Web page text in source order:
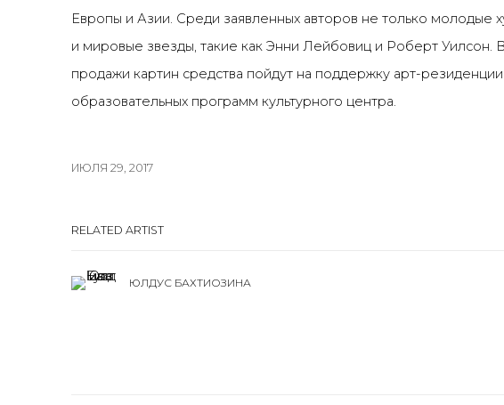
Европы и Азии. Cреди заявленных авторов не только молодые
и мировые звезды, такие как Энни Лейбовиц и Роберт Уилсон.
продажи картин средства пойдут на поддержку арт-
образовательных программ культурного центра.
ИЮЛЯ 29, 2017
RELATED ARTIST
ЮЛДУС БАХТИОЗИНА